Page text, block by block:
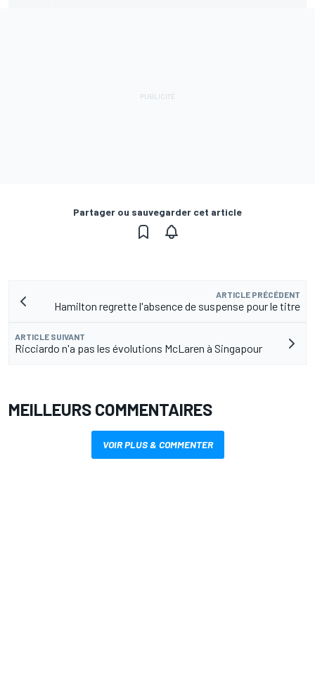
Partager ou sauvegarder cet article
ARTICLE PRÉCÉDENT
Hamilton regrette l'absence de suspense pour le titre
ARTICLE SUIVANT
Ricciardo n'a pas les évolutions McLaren à Singapour
MEILLEURS COMMENTAIRES
VOIR PLUS & COMMENTER